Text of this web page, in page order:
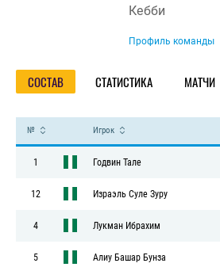
Кебби
Профиль команды
СОСТАВ СТАТИСТИКА МАТЧИ
№ Игрок
1 Годвин Тале
12 Израэль Суле Зуру
4 Лукман Ибрахим
5 Алиу Башар Бунза